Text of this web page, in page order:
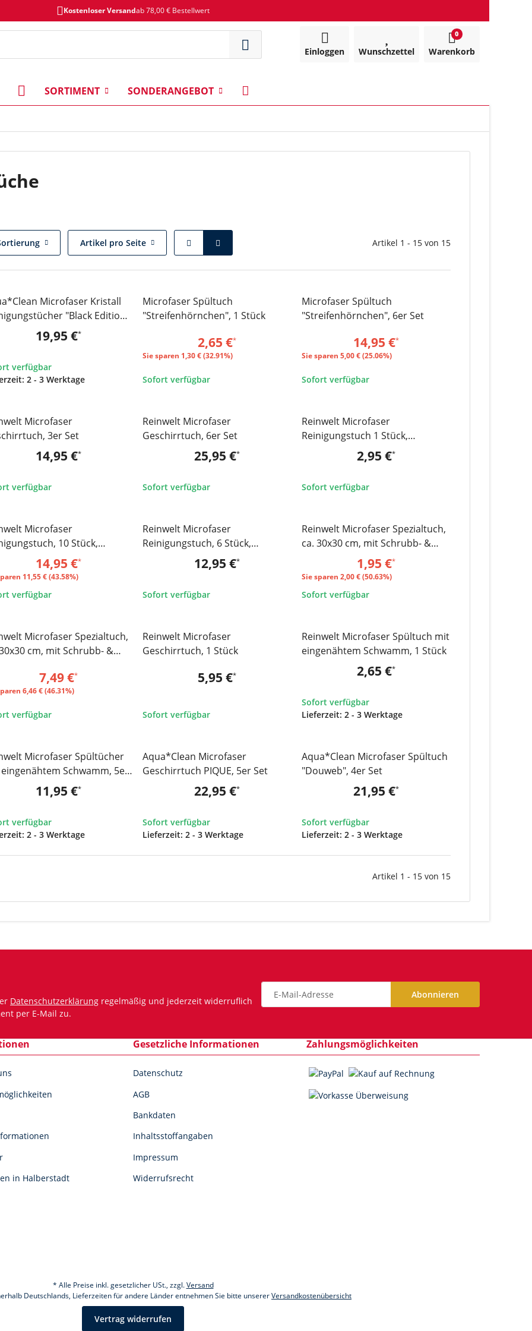
Kostenloser Versandab 78,00 € Bestellwert
SORTIMENT SONDERANGEBOT
Einloggen Wunschzettel
0
Warenkorb
Artikel pro Seite Artikel 1 - 15 von 15
Microfaser Kristall
"Black Edition",
19,95 €*
verfügbar
2 - 3 Werktage
SALE 33%
Microfaser Spültuch
"Streifenhörnchen", 1 Stück
2,65 €*
Sie sparen 1,30 € (32.91%)
Sofort verfügbar
SALE 25%
Microfaser Spültuch
"Streifenhörnchen", 6er Set
14,95 €*
Sie sparen 5,00 € (25.06%)
Sofort verfügbar
Microfaser
3er Set
14,95 €*
verfügbar
TOP
Reinwelt Microfaser
Geschirrtuch, 6er Set
25,95 €*
Sofort verfügbar
Reinwelt Microfaser
Reinigungstuch 1 Stück,
Premiumqualität, ca. 40x40 cm
2,95 €*
Sofort verfügbar
TOP
Microfaser
10 Stück,
ca. 40x40 cm
14,95 €*
11,55 € (43.58%)
verfügbar
Reinwelt Microfaser
Reinigungstuch, 6 Stück,
Premiumqualität, ca. 40x40 cm
12,95 €*
Sofort verfügbar
SALE 51%
Reinwelt Microfaser Spezialtuch,
ca. 30x30 cm, mit Schrubb- &
Premiumseite, 1 Stück
1,95 €*
Sie sparen 2,00 € (50.63%)
Sofort verfügbar
SALE 46%Microfaser Spezialtuch,
cm, mit Schrubb- &
7,49 €*
6,46 € (46.31%)
verfügbar
Reinwelt Microfaser
Geschirrtuch, 1 Stück
5,95 €*
Sofort verfügbar
Reinwelt Microfaser Spültuch mit
eingenähtem Schwamm, 1 Stück
2,65 €*
Sofort verfügbar
Lieferzeit: 2 - 3 Werktage
Microfaser Spültücher
Schwamm, 5er
11,95 €*
verfügbar
2 - 3 Werktage
Aqua*Clean Microfaser
Geschirrtuch PIQUE, 5er Set
22,95 €*
Sofort verfügbar
Lieferzeit: 2 - 3 Werktage
Aqua*Clean Microfaser Spültuch
"Douweb", 4er Set
21,95 €*
Sofort verfügbar
Lieferzeit: 2 - 3 Werktage
Artikel 1 - 15 von 15
in Halberstadt
Gesetzliche Informationen
Datenschutz
AGB
Bankdaten
Inhaltsstoffangaben
Impressum
Widerrufsrecht
Zahlungsmöglichkeiten
Datenschutzerklärung regelmäßig und jederzeit widerruflich
per E-Mail zu.
Abonnieren
* Alle Preise inkl. gesetzlicher USt., zzgl.Versand
Deutschlands, Lieferzeiten für andere Länder entnehmen Sie bitte unsererVersandkostenübersicht
Vertrag widerrufen